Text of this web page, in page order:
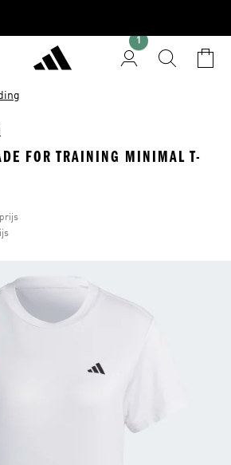
1
FOR TRAINING MINIMAL T-